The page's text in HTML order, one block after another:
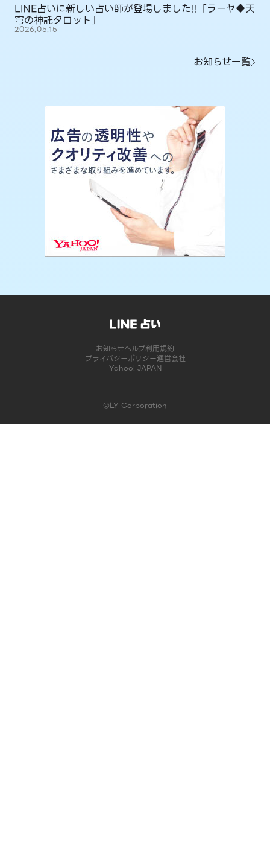
LINE占いに新しい占い師が登場しました!!「ラーヤ◆天
穹の神託タロット」
2026.05.15
お知らせ一覧
お知らせヘルプ利用規約
プライバシーポリシー運営会社
Yahoo! JAPAN
©LY Corporation
このコンテンツは掲載が終了しました | LINE占い